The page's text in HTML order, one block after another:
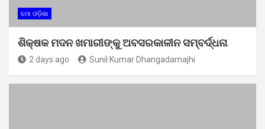
ମୋ ଓଡ଼ିଶା
ଶିକ୍ଷକ ମଦନ ଖମାରୀଙ୍କୁ ଅବସରକାଳୀନ ସମ୍ବର୍ଦ୍ଧନା
2 days ago Sunil Kumar Dhangadamajhi